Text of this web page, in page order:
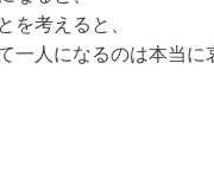
を考えると、
一人になるのは本当に